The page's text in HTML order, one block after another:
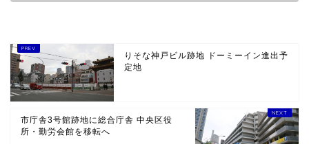
りそな神戸ビル跡地 ドーミーイン進出予
定地
市庁舎3号館跡地に総合庁舎 中央区役
所・勤労会館を移転へ